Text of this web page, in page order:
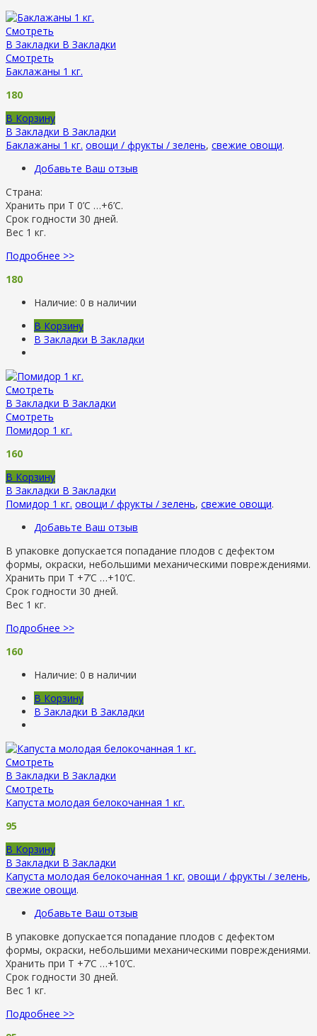
Смотреть
В Закладки В Закладки
Смотреть
Баклажаны 1 кг.
180
В Корзину
В Закладки В Закладки
Баклажаны 1 кг. овощи / фрукты / зелень, свежие овощи.
Добавьте Ваш отзыв
Страна:
Хранить при Т 0’C …+6’C.
Срок годности 30 дней.
Вес 1 кг.
Подробнее >>
180
Наличие: 0 в наличии
В Корзину
В Закладки В Закладки
Смотреть
В Закладки В Закладки
Смотреть
Помидор 1 кг.
160
В Корзину
В Закладки В Закладки
Помидор 1 кг. овощи / фрукты / зелень, свежие овощи.
Добавьте Ваш отзыв
В упаковке допускается попадание плодов с дефектом
формы, окраски, небольшими механическими повреждениями.
Хранить при Т +7’C …+10’C.
Срок годности 30 дней.
Вес 1 кг.
Подробнее >>
160
Наличие: 0 в наличии
В Корзину
В Закладки В Закладки
Смотреть
В Закладки В Закладки
Смотреть
Капуста молодая белокочанная 1 кг.
95
В Корзину
В Закладки В Закладки
Капуста молодая белокочанная 1 кг. овощи / фрукты / зелень,
свежие овощи.
Добавьте Ваш отзыв
В упаковке допускается попадание плодов с дефектом
формы, окраски, небольшими механическими повреждениями.
Хранить при Т +7’C …+10’C.
Срок годности 30 дней.
Вес 1 кг.
Подробнее >>